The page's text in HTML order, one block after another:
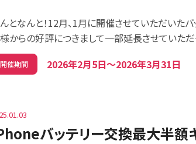
となんと！12月、1月に開催させていただいたバ
からの好評につきまして一部延長させていただく
開催期間 2026年2月5日〜2026年3月31日
バッテリー交換最大半額キ